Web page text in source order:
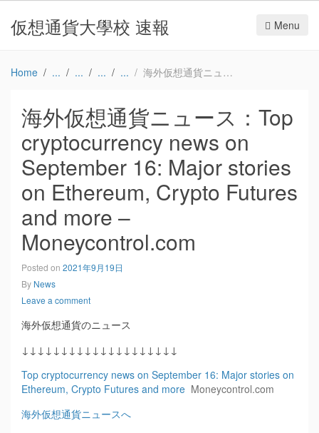
仮想通貨大學校 速報 Menu
Home 海外仮想通貨ニュース：Top cryptocurrency news on September 16: Major stories on Ethereum, Crypto Futures and more – Moneycontrol.com
海外仮想通貨ニュース：Top
cryptocurrency news on
September 16: Major stories
on Ethereum, Crypto Futures
and more –
Moneycontrol.com
Posted on 2021年9月19日
By News
Leave a comment
海外仮想通貨のニュース
↓↓↓↓↓↓↓↓↓↓↓↓↓↓↓↓↓↓↓↓
Top cryptocurrency news on September 16: Major stories on
Ethereum, Crypto Futures and more Moneycontrol.com
海外仮想通貨ニュースへ